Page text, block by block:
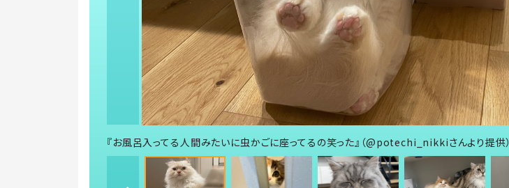
『お風呂入ってる人間みたいに虫かごに座ってるの笑った』（@potechi_nikkiさんより提供）